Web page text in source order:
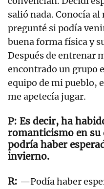
salió nada. Conocía
pregunté si podía
buena forma física y
Después de entrenar
encontrado un grupo
equipo de mi pueblo,
me apetecía jugar.
Es decir, ha
romanticismo en su
podría haber
invierno.
—Podía haber